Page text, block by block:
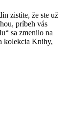
zistíte, že ste už
príbeh vás
sa zmenilo na
kolekcia Knihy,